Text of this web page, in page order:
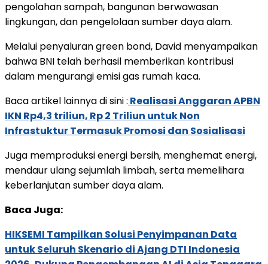
pengolahan sampah, bangunan berwawasan
lingkungan, dan pengelolaan sumber daya alam.
Melalui penyaluran green bond, David menyampaikan
bahwa BNI telah berhasil memberikan kontribusi
dalam mengurangi emisi gas rumah kaca.
Baca artikel lainnya di sini : Realisasi Anggaran APBN
IKN Rp4,3 triliun, Rp 2 Triliun untuk Non
Infrastuktur Termasuk Promosi dan Sosialisasi
Juga memproduksi energi bersih, menghemat energi,
mendaur ulang sejumlah limbah, serta memelihara
keberlanjutan sumber daya alam.
Baca Juga:
HIKSEMI Tampilkan Solusi Penyimpanan Data
untuk Seluruh Skenario di Ajang DTI Indonesia